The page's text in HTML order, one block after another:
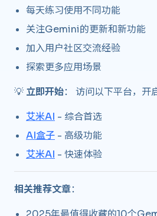
每天练习使用不同功能
关注Gemini的更新和新功能
加入用户社区交流经验
探索更多应用场景
💡 立即开始： 访问以下平台，开
艾米AI - 综合首选
AI盒子 - 高级功能
艾米AI - 快速体验
相关推荐文章：